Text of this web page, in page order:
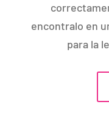
encontralo en
para la